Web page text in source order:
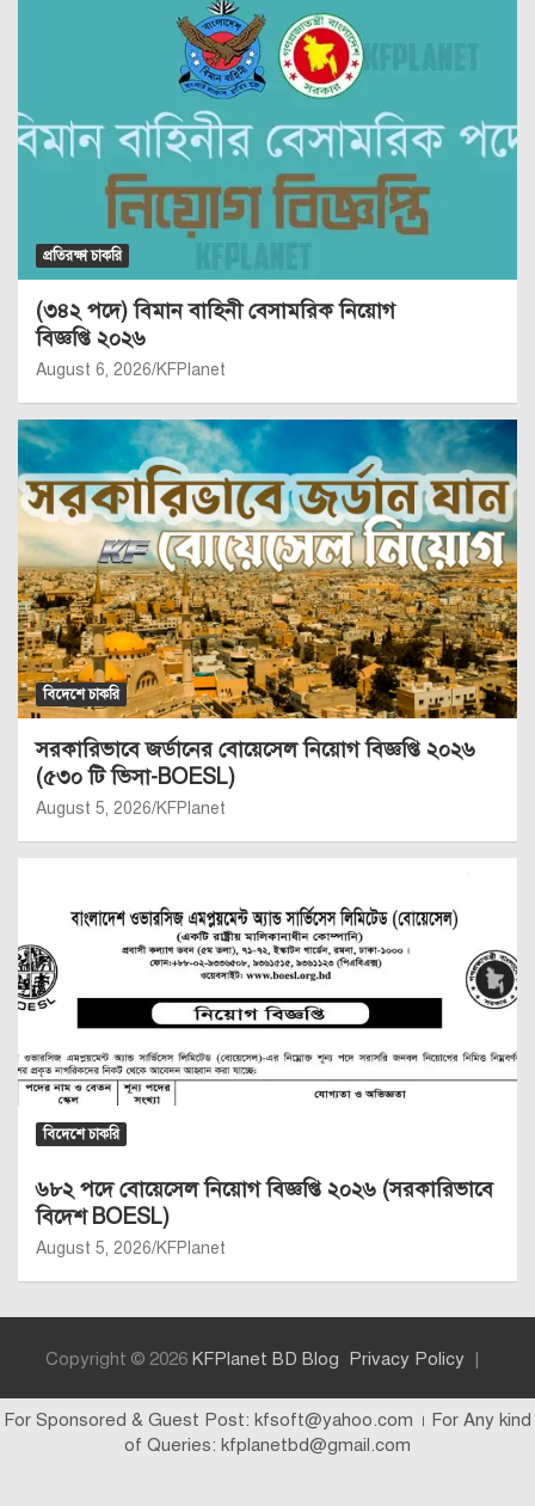
প্রতিরক্ষা চাকরি
(৩৪২ পদে) বিমান বাহিনী বেসামরিক নিয়োগ
বিজ্ঞপ্তি ২০২৬
August 6, 2026 KFPlanet
বিদেশে চাকরি
সরকারিভাবে জর্ডানের বোয়েসেল নিয়োগ বিজ্ঞপ্তি ২০২৬
(৫৩০ টি ভিসা-BOESL)
August 5, 2026 KFPlanet
বিদেশে চাকরি
৬৮২ পদে বোয়েসেল নিয়োগ বিজ্ঞপ্তি ২০২৬ (সরকারিভাবে
বিদেশ BOESL)
August 5, 2026 KFPlanet
Copyright © 2026 KFPlanet BD Blog Privacy Policy
For Sponsored & Guest Post: kfsoft@yahoo.com । For Any kind
of Queries: kfplanetbd@gmail.com